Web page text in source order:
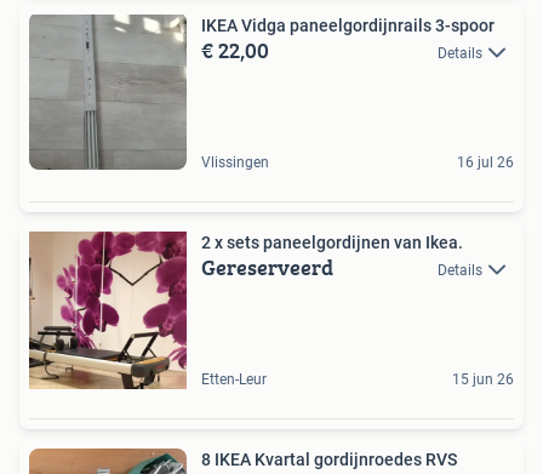
IKEA Vidga paneelgordijnrails 3-spoor
€ 22,00 Details
Vlissingen 16 jul 26
2 x sets paneelgordijnen van Ikea.
Gereserveerd Details
Etten-Leur 15 jun 26
8 IKEA Kvartal gordijnroedes RVS